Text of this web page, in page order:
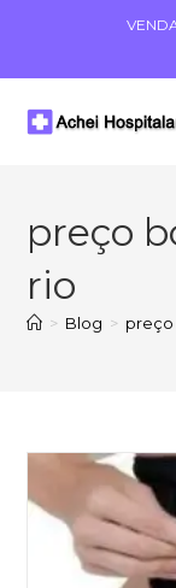
preço
rio
> Blog > preço